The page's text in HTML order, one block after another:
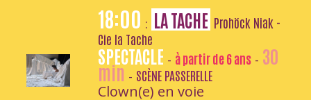
18:00 : LA TACHE Prohöck Niak -
Cie la Tache
SPECTACLE - à partir de 6 ans- 30
min - SCÈNE PASSERELLE
Clown(e) en voie